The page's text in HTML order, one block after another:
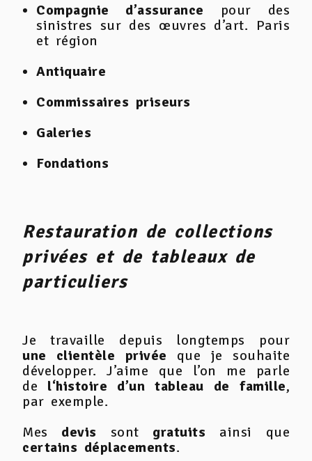
Compagnie d’assurance pour des
sinistres sur des œuvres d’art. Paris
et région
Antiquaire
Commissaires priseurs
Galeries
Fondations
Restauration de collections
privées et de tableaux de
particuliers
Je travaille depuis longtemps pour
une clientèle privée que je souhaite
développer. J’aime que l’on me parle
de l‘histoire d’un tableau de famille,
par exemple.
Mes devis sont gratuits ainsi que
certains déplacements.